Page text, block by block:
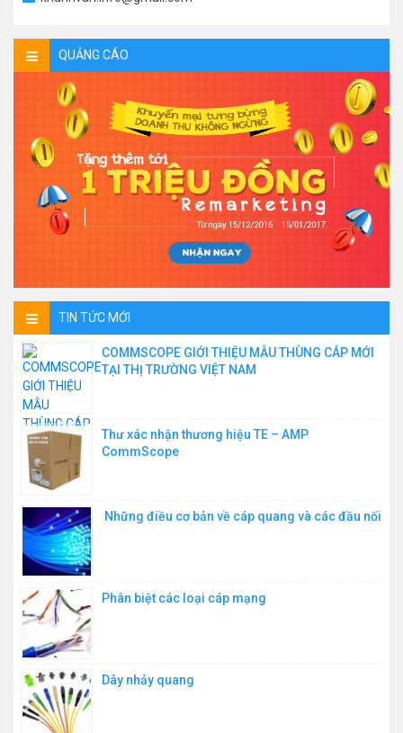
QUẢNG CÁO
TIN TỨC MỚI
COMMSCOPE GIỚI THIỆU MẪU THÙNG CÁP MỚI
TẠI THỊ TRƯỜNG VIỆT NAM
Thư xác nhận thương hiệu TE – AMP
CommScope
Những điều cơ bản về cáp quang và các đầu nối
Phân biệt các loại cáp mạng
Dây nhảy quang